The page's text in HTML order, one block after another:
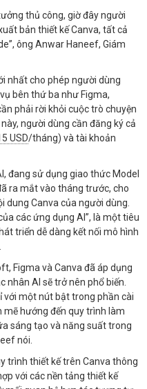
thủ công, giờ đây người
bản thiết kế Canva, tất cả
ông Anwar Haneef, Giám
nhất cho phép người dùng
bên thứ ba như Figma,
phải rời khỏi cuộc trò chuyện
người dùng cần đăng ký cả
USD/tháng) và tài khoản
đang sử dụng giao thức Model
ra mắt vào tháng trước, cho
dung Canva của người dùng.
các ứng dụng AI”, là một tiêu
triển dễ dàng kết nối mô hình
Figma và Canva đã áp dụng
nhân AI sẽ trở nên phổ biến.
với một nút bật trong phần cài
hướng đến quy trình làm
sáng tạo và năng suất trong
nói.
trình thiết kế trên Canva thông
với các nền tảng thiết kế